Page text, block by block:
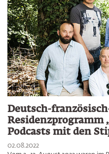
Deutsch-
Residenzprogramm
Podcasts mit den
02.08.2022